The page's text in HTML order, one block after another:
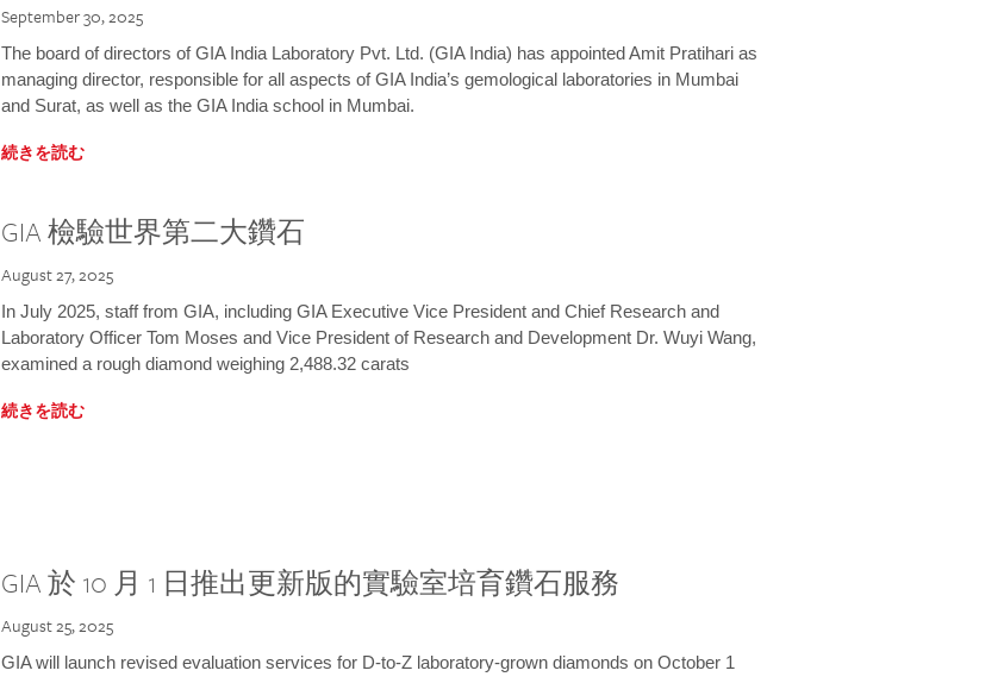
September 30, 2025
The board of directors of GIA India Laboratory Pvt. Ltd. (GIA India) has appointed Amit Pratihari as
managing director, responsible for all aspects of GIA India’s gemological laboratories in Mumbai
and Surat, as well as the GIA India school in Mumbai.
続きを読む
GIA 檢驗世界第二大鑽石
August 27, 2025
In July 2025, staff from GIA, including GIA Executive Vice President and Chief Research and
Laboratory Officer Tom Moses and Vice President of Research and Development Dr. Wuyi Wang,
examined a rough diamond weighing 2,488.32 carats
続きを読む
GIA 於 10 月 1 日推出更新版的實驗室培育鑽石服務
August 25, 2025
GIA will launch revised evaluation services for D-to-Z laboratory-grown diamonds on October 1